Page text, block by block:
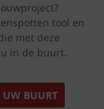
tool en
met deze
in de buurt.
UW BUURT